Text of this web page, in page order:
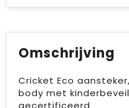
Omschrijving
Cricket Eco
body met